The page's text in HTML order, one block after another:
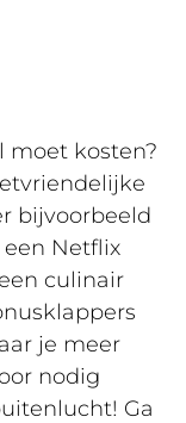
moet kosten?
bijvoorbeeld
Netflix
culinair
je meer
nodig
Ga